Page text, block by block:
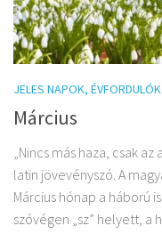
JELES NAPOK, ÉVFORDULÓK
Március
„Nincs más haza, csak az
latin jövevényszó. A
Március hónap a háború
szóvégen „sz” helyett, a